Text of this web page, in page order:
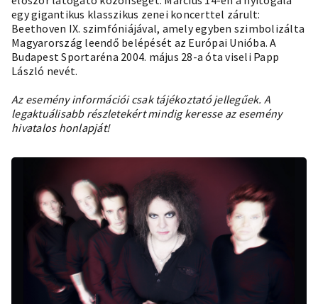
egy gigantikus klasszikus zenei koncerttel zárult:
Beethoven IX. szimfóniájával, amely egyben szimbolizálta
Magyarország leendő belépését az Európai Unióba. A
Budapest Sportaréna 2004. május 28-a óta viseli Papp
László nevét.
Az esemény információi csak tájékoztató jellegűek. A
legaktuálisabb részletekért mindig keresse az esemény
hivatalos honlapját!